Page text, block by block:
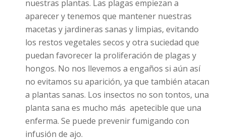
nuestras plantas. Las plagas empiezan a
aparecer y tenemos que mantener nuestras
macetas y jardineras sanas y limpias, evitando
los restos vegetales secos y otra suciedad que
puedan favorecer la proliferación de plagas y
hongos. No nos llevemos a engaños si aún así
no evitamos su aparición, ya que también atacan
a plantas sanas. Los insectos no son tontos, una
planta sana es mucho más apetecible que una
enferma. Se puede prevenir fumigando con
infusión de ajo.